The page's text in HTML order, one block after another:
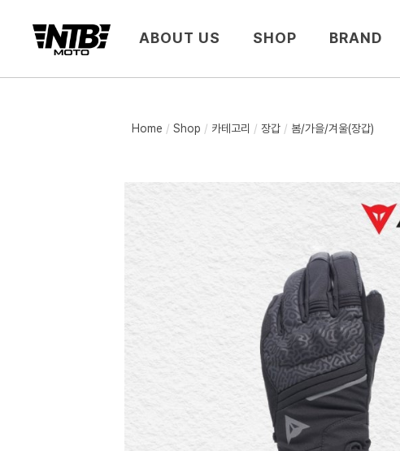
ABOUT US SHOP BRAND
Home Shop 카테고리 장갑 봄/가을/겨울(장갑)